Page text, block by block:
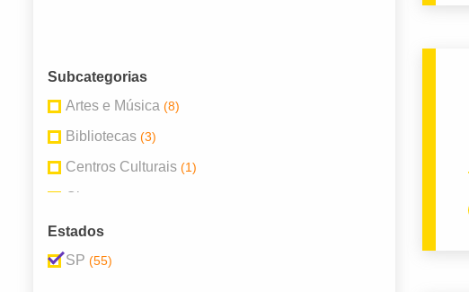
Subcategorias
Artes e Música (8)
Bibliotecas (3)
Centros Culturais (1)
Cinema
Cultura
Estúdio de Tatuagem e Piercing
Estados
SP (55)